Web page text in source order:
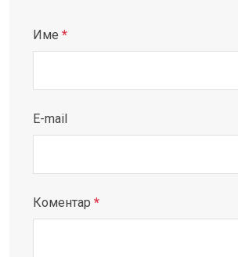
Име *
E-mail
Коментар *